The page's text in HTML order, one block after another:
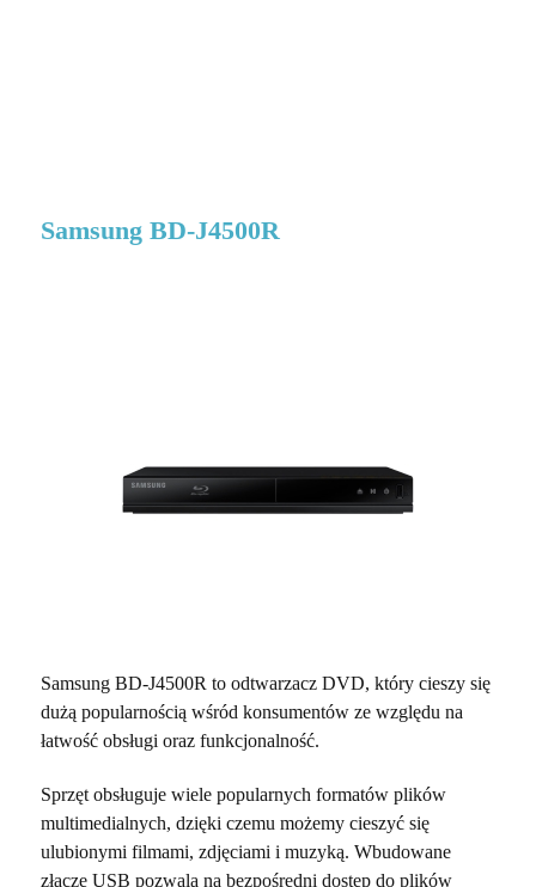
Samsung BD-J4500R
Samsung BD-J4500R to odtwarzacz DVD, który cieszy się
dużą popularnością wśród konsumentów ze względu na
łatwość obsługi oraz funkcjonalność.
Sprzęt obsługuje wiele popularnych formatów plików
multimedialnych, dzięki czemu możemy cieszyć się
ulubionymi filmami, zdjęciami i muzyką. Wbudowane
złącze USB pozwala na bezpośredni dostęp do plików